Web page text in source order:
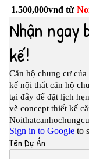
1.500,000vnđ từ